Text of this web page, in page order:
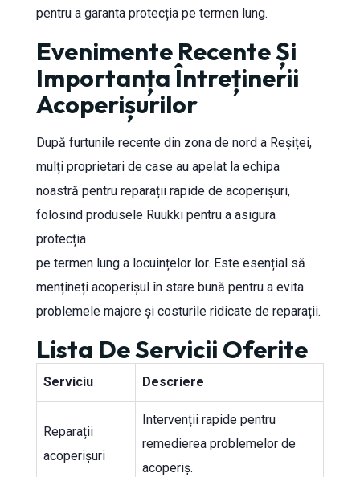
pentru a garanta protecția pe termen lung.
Evenimente Recente Și
Importanța Întreținerii
Acoperișurilor
După furtunile recente din zona de nord a Reșiței,
mulți proprietari de case au apelat la echipa
noastră pentru reparații rapide de acoperișuri,
folosind produsele Ruukki pentru a asigura
protecția
pe termen lung a locuințelor lor. Este esențial să
mențineți acoperișul în stare bună pentru a evita
problemele majore și costurile ridicate de reparații.
Lista De Servicii Oferite
Serviciu Descriere
Reparații
acoperișuri
Intervenții rapide pentru
remedierea problemelor de
acoperiș.